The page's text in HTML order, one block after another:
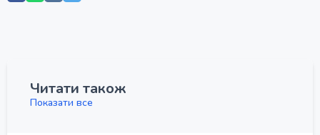
Читати також
Показати все